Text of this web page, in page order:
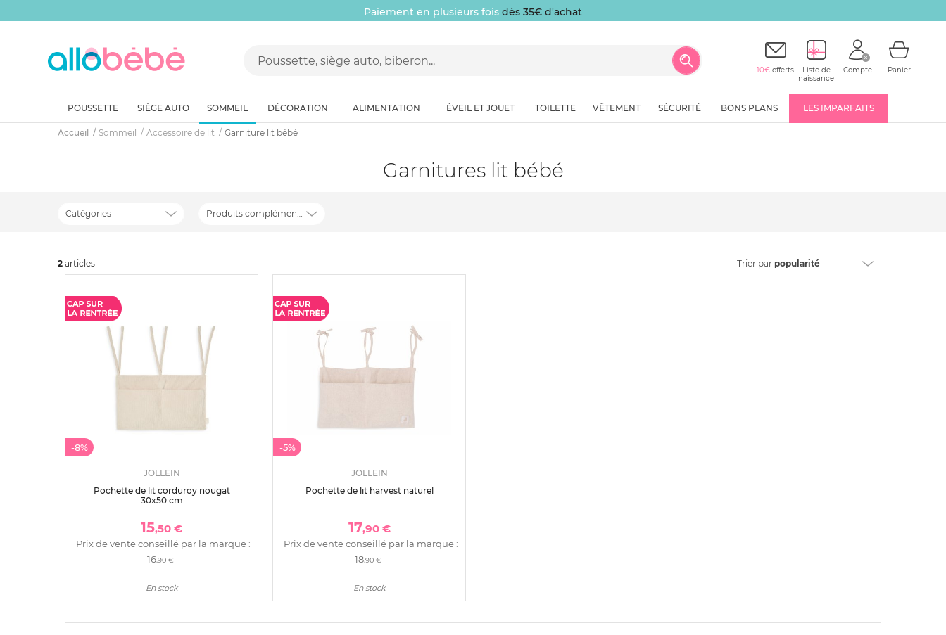
Paiement en plusieurs fois dès 35€ d'achat
10€ offerts
Liste de
naissance
Compte Panier
POUSSETTE SIÈGE AUTO SOMMEIL DÉCORATION ALIMENTATION ÉVEIL ET JOUET TOILETTE VÊTEMENT SÉCURITÉ BONS PLANS LES IMPARFAITS
Accueil Sommeil Accessoire de lit Garniture lit bébé
Garnitures lit bébé
Catégories Produits complémentaires
2 articles Trier par popularité
-8%
JOLLEIN
Pochette de lit corduroy nougat
30x50 cm
15,50 €
Prix de vente conseillé par la marque :
16,90 €
En stock
-5%
JOLLEIN
Pochette de lit harvest naturel
17,90 €
Prix de vente conseillé par la marque :
18,90 €
En stock